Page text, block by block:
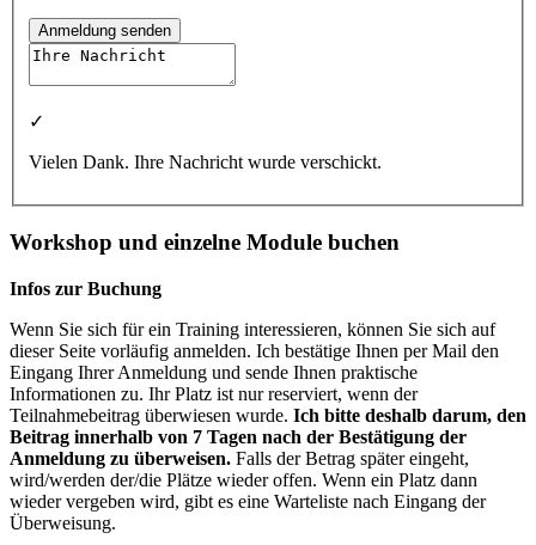
Anmeldung senden
✓
Vielen Dank. Ihre Nachricht wurde verschickt.
Workshop und einzelne Module buchen
Infos zur Buchung
Wenn Sie sich für ein Training interessieren, können Sie sich auf
dieser Seite vorläufig anmelden. Ich bestätige Ihnen per Mail den
Eingang Ihrer Anmeldung und sende Ihnen praktische
Informationen zu. Ihr Platz ist nur reserviert, wenn der
Teilnahmebeitrag überwiesen wurde. Ich bitte deshalb darum, den
Beitrag innerhalb von 7 Tagen nach der Bestätigung der
Anmeldung zu überweisen. Falls der Betrag später eingeht,
wird/werden der/die Plätze wieder offen. Wenn ein Platz dann
wieder vergeben wird, gibt es eine Warteliste nach Eingang der
Überweisung.